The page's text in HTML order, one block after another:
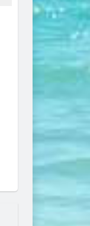
на площада“ 2026